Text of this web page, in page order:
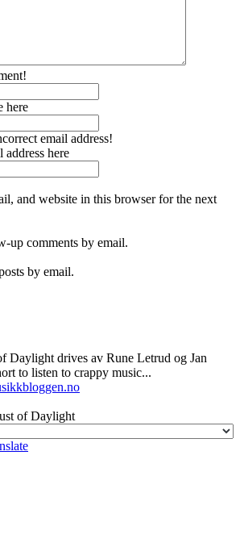
here
email address!
address here
and website in this browser for the next
up comments by email.
by email.
Daylight drives av Rune Letrud og Jan
to listen to crappy music...
of Daylight